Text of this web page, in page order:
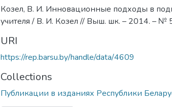
Козел, В. И. Инновационные подходы в
учителя / В. И. Козел // Выш. шк. – 2014. – №
URI
https://rep.barsu.by/handle/data/4609
Collections
Публикации в изданиях Республики